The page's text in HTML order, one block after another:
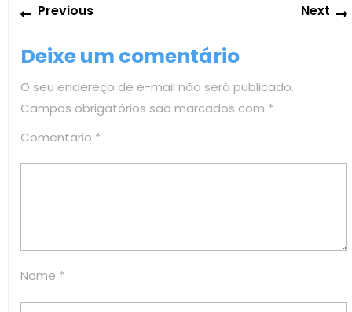
de
Post
PreviousPrevious
Next
Deixe um comentário
O seu endereço de e-mail não será publicado.
Campos obrigatórios são marcados com *
Comentário *
Nome *